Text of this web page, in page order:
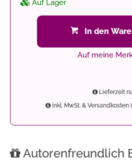
Auf Lager
In den
Auf meine
Lieferzeit
inkl. MwSt. &
Autorenfreundlich